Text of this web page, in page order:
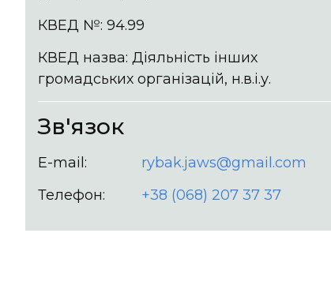
КВЕД №: 94.99
КВЕД назва: Діяльність інших
громадських організацій, н.в.і.у.
Зв'язок
E-mail:
rybak.jaws@gmail.com
Телефон:
+38 (068) 207 37 37